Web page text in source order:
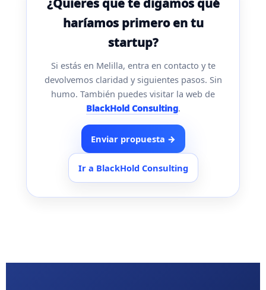
¿Quieres que te digamos qué
haríamos primero en tu
startup?
Si estás en Melilla, entra en contacto y te
devolvemos claridad y siguientes pasos. Sin
humo. También puedes visitar la web de
BlackHold Consulting.
Enviar propuesta →
Ir a BlackHold Consulting